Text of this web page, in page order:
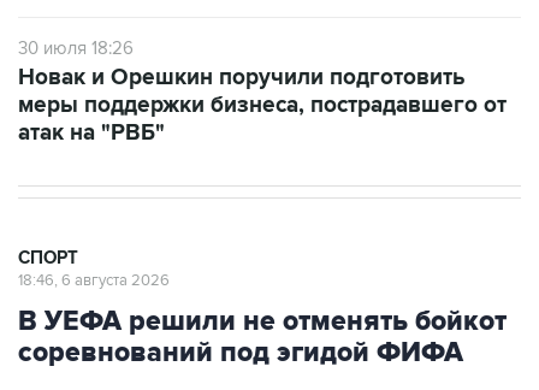
30 июля 18:26
Новак и Орешкин поручили подготовить
меры поддержки бизнеса, пострадавшего от
атак на "РВБ"
СПОРТ
18:46, 6 августа 2026
В УЕФА решили не отменять бойкот
соревнований под эгидой ФИФА